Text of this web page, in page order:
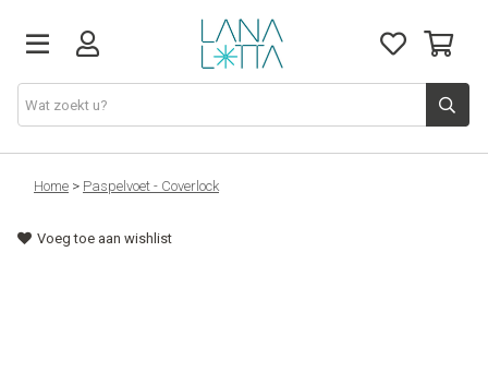
Stoffen
Fournituren
Home > Paspelvoet - Coverlock
Voeg toe aan wishlist